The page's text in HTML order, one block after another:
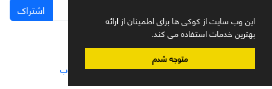
این وب سایت از کوکی ها برای اطمینان از ارائه
بهترین خدمات استفاده می کند.
متوجه شدم
اشتراک
سامانه مدیریت نشریات علمی.طراحی و پیاده سازی ازسیناوب